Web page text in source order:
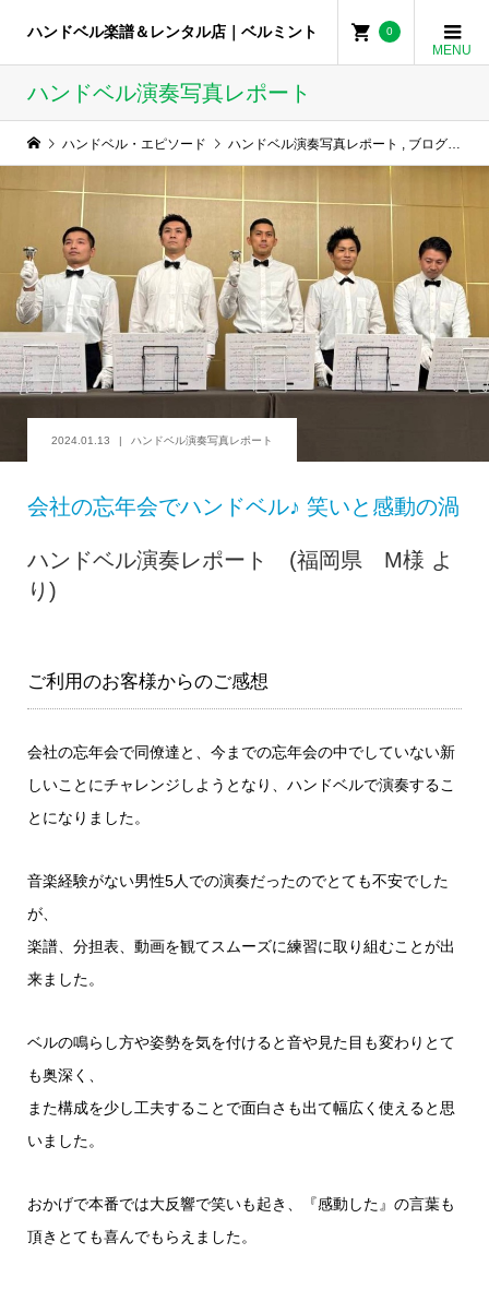
ハンドベル楽譜＆レンタル店｜ベルミント 0
ハンドベル演奏写真レポート
ハンドベル・エピソード ハンドベル演奏写真レポート , ブログ ,会社
2024.01.13 ハンドベル演奏写真レポート
会社の忘年会でハンドベル♪ 笑いと感動の渦
ハンドベル演奏レポート (福岡県 M様 よ
り)
ご利用のお客様からのご感想
会社の忘年会で同僚達と、今までの忘年会の中でしていない新
しいことにチャレンジしようとなり、ハンドベルで演奏するこ
とになりました。
音楽経験がない男性5人での演奏だったのでとても不安でした
が、
楽譜、分担表、動画を観てスムーズに練習に取り組むことが出
来ました。
ベルの鳴らし方や姿勢を気を付けると音や見た目も変わりとて
も奥深く、
また構成を少し工夫することで面白さも出て幅広く使えると思
いました。
おかげで本番では大反響で笑いも起き、『感動した』の言葉も
頂きとても喜んでもらえました。